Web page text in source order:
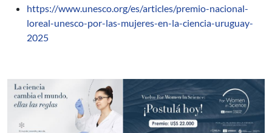
https://www.unesco.org/es/articles/premio-nacional-
loreal-unesco-por-las-mujeres-en-la-ciencia-uruguay-
2025